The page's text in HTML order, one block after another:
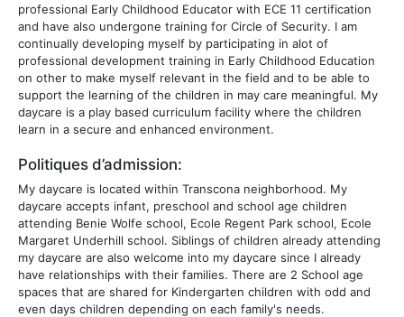
professional Early Childhood Educator with ECE 11 certification
and have also undergone training for Circle of Security. I am
continually developing myself by participating in alot of
professional development training in Early Childhood Education
on other to make myself relevant in the field and to be able to
support the learning of the children in may care meaningful. My
daycare is a play based curriculum facility where the children
learn in a secure and enhanced environment.
Politiques d’admission:
My daycare is located within Transcona neighborhood. My
daycare accepts infant, preschool and school age children
attending Benie Wolfe school, Ecole Regent Park school, Ecole
Margaret Underhill school. Siblings of children already attending
my daycare are also welcome into my daycare since I already
have relationships with their families. There are 2 School age
spaces that are shared for Kindergarten children with odd and
even days children depending on each family's needs.